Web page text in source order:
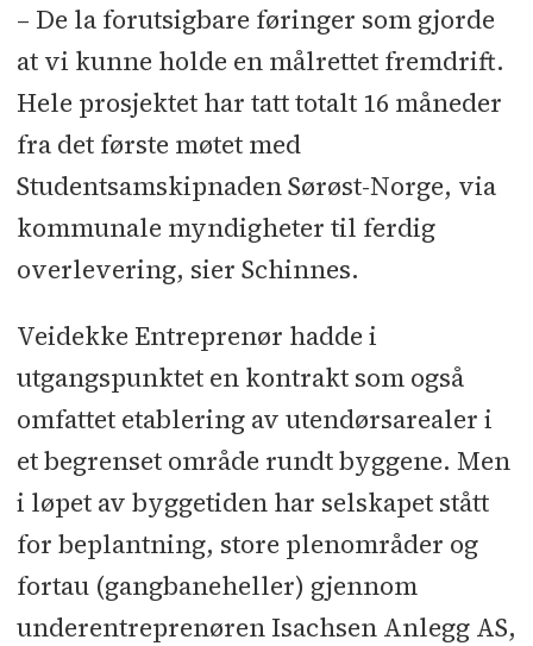
– De la forutsigbare føringer som gjorde
at vi kunne holde en målrettet fremdrift.
Hele prosjektet har tatt totalt 16 måneder
fra det første møtet med
Studentsamskipnaden Sørøst-Norge, via
kommunale myndigheter til ferdig
overlevering, sier Schinnes.
Veidekke Entreprenør hadde i
utgangspunktet en kontrakt som også
omfattet etablering av utendørsarealer i
et begrenset område rundt byggene. Men
i løpet av byggetiden har selskapet stått
for beplantning, store plenområder og
fortau (gangbaneheller) gjennom
underentreprenøren Isachsen Anlegg AS,